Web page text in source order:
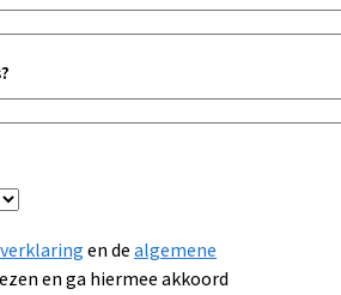
en dealgemene
en ga hiermee akkoord